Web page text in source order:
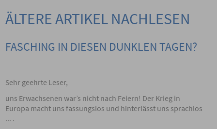
ÄLTERE ARTIKEL NACHLESEN
FASCHING IN DIESEN DUNKLEN TAGEN?
Sehr geehrte Leser,
uns Erwachsenen war’s nicht nach Feiern! Der Krieg in
Europa macht uns fassungslos und hinterlässt uns sprachlos
... .